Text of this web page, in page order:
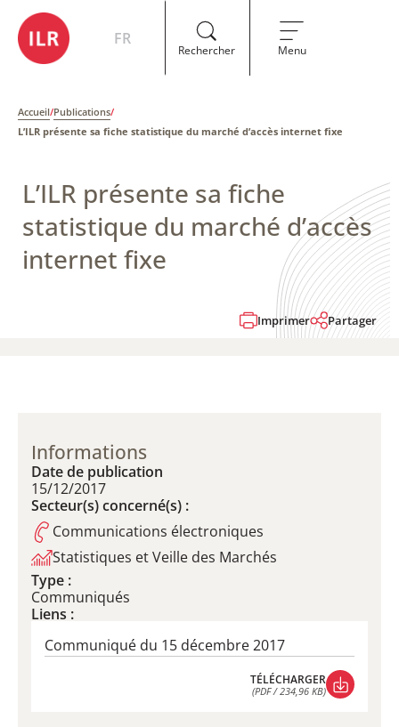
FR
Rechercher Menu
Accueil/Publications/
L’ILR présente sa fiche statistique du marché d’accès internet fixe
L’ILR présente sa fiche
statistique du marché d’accès
internet fixe
Imprimer Partager
Informations
Date de publication
15/12/2017
Secteur(s) concerné(s) :
Communications électroniques
Statistiques et Veille des Marchés
Type :
Communiqués
Liens :
Communiqué du 15 décembre 2017
TÉLÉCHARGER
(PDF / 234,96 KB)